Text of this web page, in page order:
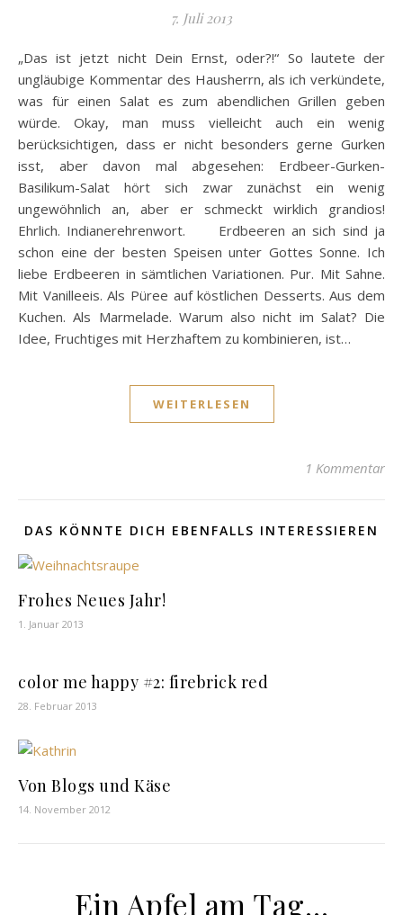
7. Juli 2013
„Das ist jetzt nicht Dein Ernst, oder?!“ So lautete der
ungläubige Kommentar des Hausherrn, als ich verkündete,
was für einen Salat es zum abendlichen Grillen geben
würde. Okay, man muss vielleicht auch ein wenig
berücksichtigen, dass er nicht besonders gerne Gurken
isst, aber davon mal abgesehen: Erdbeer-Gurken-
Basilikum-Salat hört sich zwar zunächst ein wenig
ungewöhnlich an, aber er schmeckt wirklich grandios!
Ehrlich. Indianerehrenwort. Erdbeeren an sich sind ja
schon eine der besten Speisen unter Gottes Sonne. Ich
liebe Erdbeeren in sämtlichen Variationen. Pur. Mit Sahne.
Mit Vanilleeis. Als Püree auf köstlichen Desserts. Aus dem
Kuchen. Als Marmelade. Warum also nicht im Salat? Die
Idee, Fruchtiges mit Herzhaftem zu kombinieren, ist…
WEITERLESEN
1 Kommentar
DAS KÖNNTE DICH EBENFALLS INTERESSIEREN
Frohes Neues Jahr!
1. Januar 2013
color me happy #2: firebrick red
28. Februar 2013
Von Blogs und Käse
14. November 2012
Ein Apfel am Tag…